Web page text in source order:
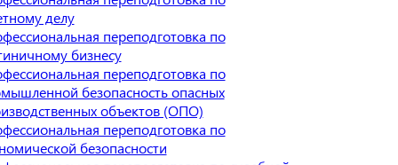
делу
переподготовка по
бизнесу
переподготовка по
безопасность опасных
объектов (ОПО)
переподготовка по
безопасности